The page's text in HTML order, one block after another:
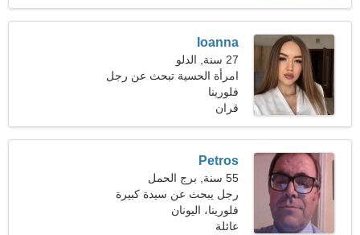
Ioanna
27 سنة, الدلو
امرأة الحسية تبحث عن رجل
فلورينا
قران
Petros
55 سنة, برج الحمل
رجل يبحث عن سيدة كبيرة
فلورينا، اليونان
عائلة